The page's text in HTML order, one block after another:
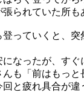
られていた所も
っていくと、
なったが、す
も「前はもっ
と疲れ具合が